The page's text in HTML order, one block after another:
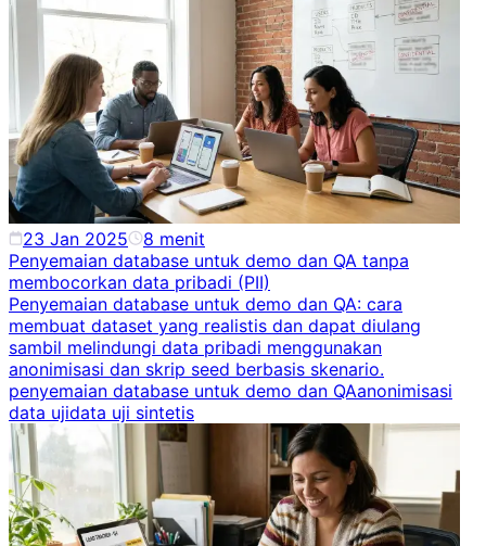
23 Jan 2025 8 menit
Penyemaian database untuk demo dan QA tanpa
membocorkan data pribadi (PII)
Penyemaian database untuk demo dan QA: cara
membuat dataset yang realistis dan dapat diulang
sambil melindungi data pribadi menggunakan
anonimisasi dan skrip seed berbasis skenario.
penyemaian database untuk demo dan QAanonimisasi
data ujidata uji sintetis